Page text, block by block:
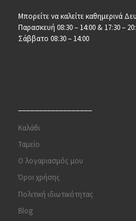
Μπορείτε να καλείτε καθημερινά
Παρασκευή 08:30 – 14:00 & 17:30 –
Σάββατο 08:30 – 14:00
Καλάθι
Ταμείο
Ο λογαριασμός μου
Όροι χρήσης
Πολιτική ιδιωτικότητας
Blog